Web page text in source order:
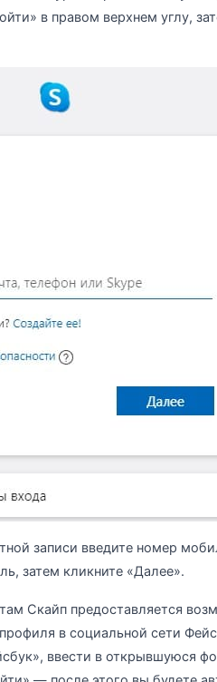
в правом верхнем углу,
записи введите номер
затем кликните «Далее».
Скайп предоставляется
в социальной сети
ввести в открывшуюся